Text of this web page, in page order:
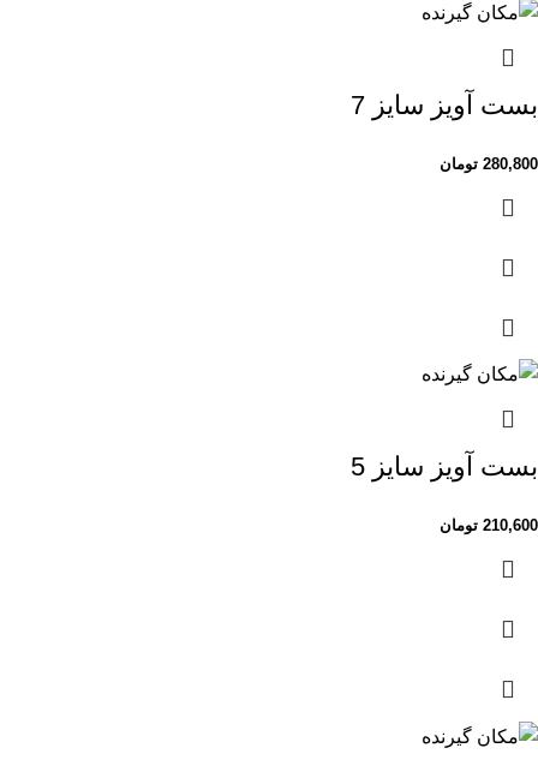
بست آویز سایز 7
280,800 تومان
بست آویز سایز 5
210,600 تومان